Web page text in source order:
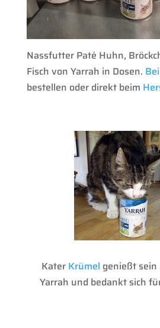
Nassfutter Paté Huhn,
Fisch von Yarrah in Dosen.
bestellen oder direkt beim
Kater Krümel genießt sein
Yarrah und bedankt sich